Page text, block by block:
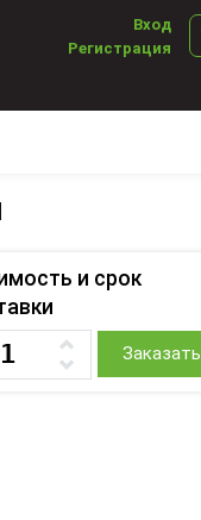
Вход
Регистрация
и срок
Заказать